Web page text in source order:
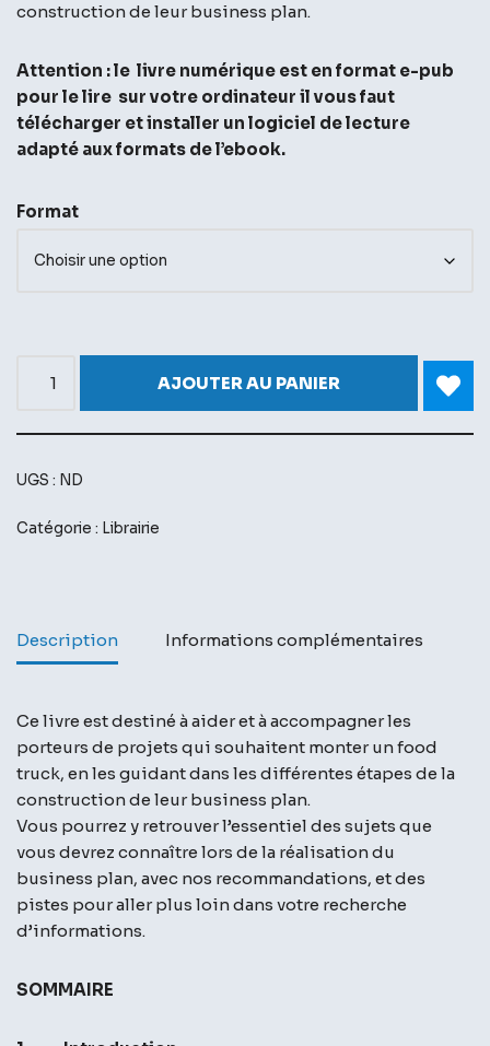
construction de leur business plan.
Attention : le livre numérique est en format e-pub
pour le lire sur votre ordinateur il vous faut
télécharger et installer un logiciel de lecture
adapté aux formats de l’ebook.
Format
AJOUTER AU PANIER
UGS : ND
Catégorie : Librairie
Description Informations complémentaires
Ce livre est destiné à aider et à accompagner les
porteurs de projets qui souhaitent monter un food
truck, en les guidant dans les différentes étapes de la
construction de leur business plan.
Vous pourrez y retrouver l’essentiel des sujets que
vous devrez connaître lors de la réalisation du
business plan, avec nos recommandations, et des
pistes pour aller plus loin dans votre recherche
d’informations.
SOMMAIRE